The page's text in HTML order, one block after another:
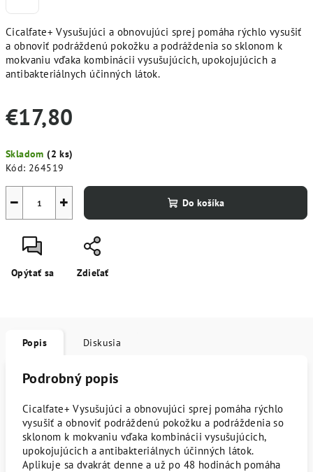
Cicalfate+ Vysušujúci a obnovujúci sprej pomáha rýchlo vysušiť
a obnoviť podráždenú pokožku a podráždenia so sklonom k
mokvaniu vďaka kombinácii vysušujúcich, upokojujúcich a
antibakteriálnych účinných látok.
€17,80
cena:
Skladom(2 ks)
Kód: 264519
+
− Do košíka
Opýtať sa Zdieľať
Popis Diskusia
Podrobný popis
Cicalfate+ Vysušujúci a obnovujúci sprej pomáha rýchlo
vysušiť a obnoviť podráždenú pokožku a podráždenia so
sklonom k mokvaniu vďaka kombinácii vysušujúcich,
upokojujúcich a antibakteriálnych účinných látok.
Aplikuje sa dvakrát denne a už po 48 hodinách pomáha